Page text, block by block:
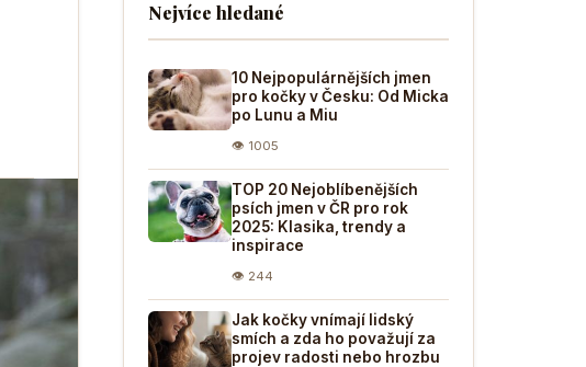
Nejvíce hledané
10 Nejpopulárnějších jmen
pro kočky v Česku: Od Micka
po Lunu a Miu
👁 1005
TOP 20 Nejoblíbenějších
psích jmen v ČR pro rok
2025: Klasika, trendy a
inspirace
👁 244
Jak kočky vnímají lidský
smích a zda ho považují za
projev radosti nebo hrozbu